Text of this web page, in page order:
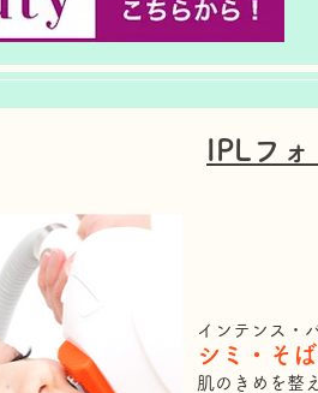
IPLフ
インテンス・
シミ・そ
肌のきめを整